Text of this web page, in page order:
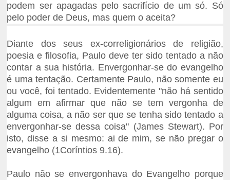
podem ser apagadas pelo sacrifício de um só. Só
pelo poder de Deus, mas quem o aceita?
Diante dos seus ex-correligionários de religião,
poesia e filosofia, Paulo deve ter sido tentado a não
contar a sua história. Envergonhar-se do evangelho
é uma tentação. Certamente Paulo, não somente eu
ou você, foi tentado. Evidentemente "não há sentido
algum em afirmar que não se tem vergonha de
alguma coisa, a não ser que se tenha sido tentado a
envergonhar-se dessa coisa" (James Stewart). Por
isto, disse a si mesmo: ai de mim, se não pregar o
evangelho (1Coríntios 9.16).
Paulo não se envergonhava do Evangelho porque